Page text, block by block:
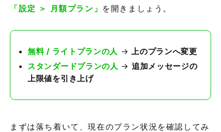
「設定 ＞ 月額プラン」 を開きましょう。
無料 / ライトプランの人 →
上のプランへ変更
スタンダードプランの人 → 追加メッセージの
上限値を引き上げ
まずは落ち着いて、現在のプラン状況を確認してみ